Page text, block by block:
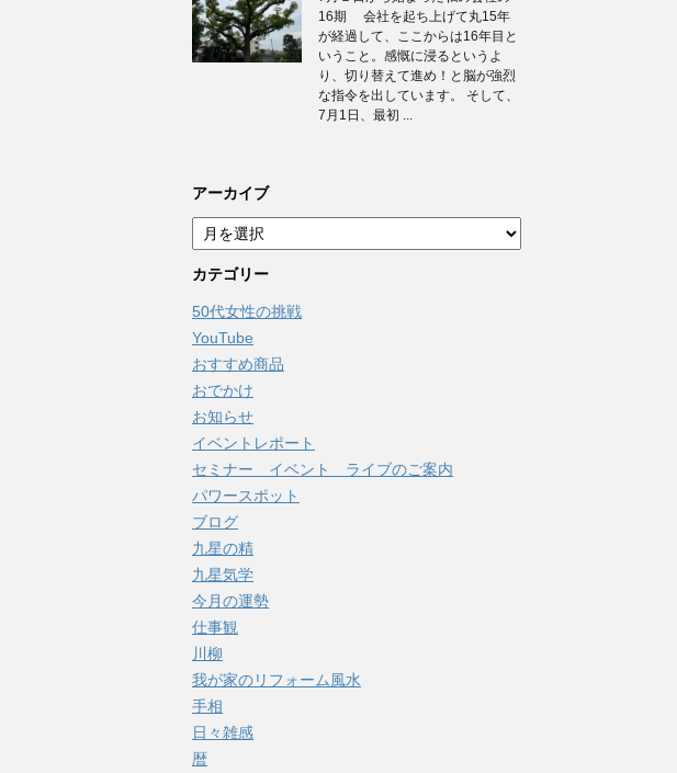
16期 会社を起ち上げて丸15年
が経過して、ここからは16年目と
いうこと。感慨に浸るというよ
り、切り替えて進め！と脳が強烈
な指令を出しています。 そして、
7月1日、最初 ...
アーカイブ
ー
カ
イ
ブ
カテゴリー
50代女性の挑戦
YouTube
おすすめ商品
おでかけ
お知らせ
イベントレポート
セミナー イベント ライブのご案内
パワースポット
ブログ
九星の精
九星気学
今月の運勢
仕事観
川柳
我が家のリフォーム風水
手相
日々雑感
暦